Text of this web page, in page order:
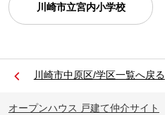
川崎市立宮内小学校
川崎市中原区/学区一覧へ戻る
オープンハウス 戸建て仲介サイト